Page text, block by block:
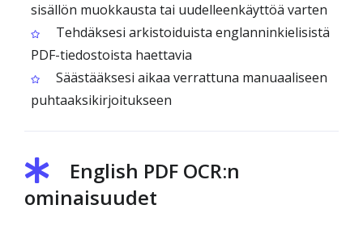
sisällön muokkausta tai uudelleenkäyttöä varten
Tehdäksesi arkistoiduista englanninkielisistä
PDF-tiedostoista haettavia
Säästääksesi aikaa verrattuna manuaaliseen
puhtaaksikirjoitukseen
English PDF OCR:n
ominaisuudet